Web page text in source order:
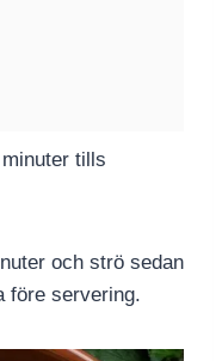
tills
och strö sedan
före servering.